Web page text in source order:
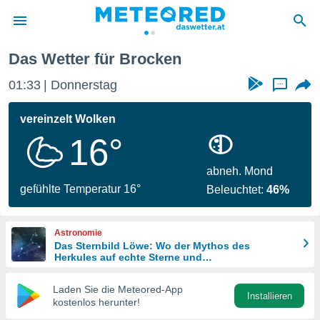
wurde
dass
sind.
diese
Das Wetter für Brocken
01:33 Donnerstag ...
vereinzelt Wolken
16°
gefühlte Temperatur 16°
abneh. Mond
Beleuchtet:46%
Astronomie
Das Sternbild Löwe: Wo der Mythos des
Herkules auf echte Sterne und
Laden Sie die Meteored-App
kostenlos herunter!
Installieren